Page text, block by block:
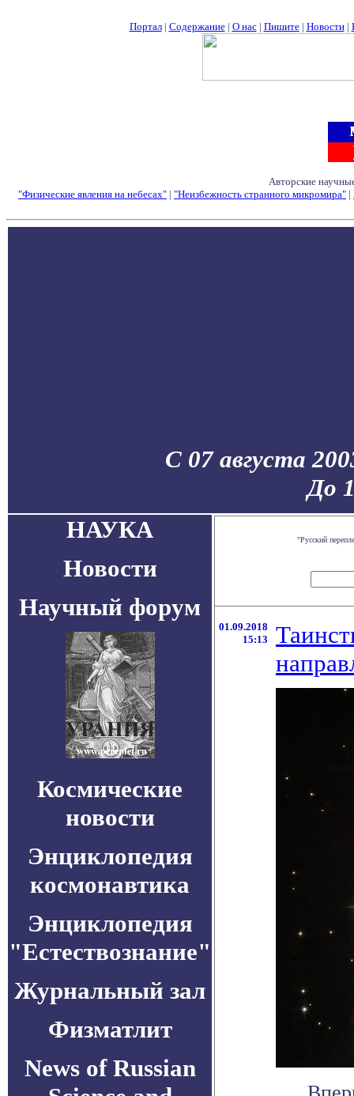
Портал| Содержание| О нас| Пишите| Новости|
Авторские
"Физические явления на небесах" | "Неизбежность странного микромира" |
С 07 августа
До
НАУКА
Новости
Научный форум
Космические
новости
Энциклопедия
космонавтика
Энциклопедия
"Естествознание"
Журнальный зал
Физматлит
News of Russian
"Русский
01.09.2018
15:13